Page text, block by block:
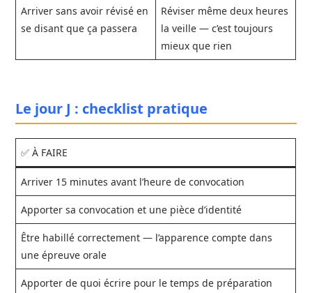
Arriver sans avoir révisé en
se disant que ça passera
Réviser même deux heures
la veille — c’est toujours
mieux que rien
Le jour J : checklist pratique
✅ À FAIRE
Arriver 15 minutes avant l’heure de convocation
Apporter sa convocation et une pièce d’identité
Être habillé correctement — l’apparence compte dans
une épreuve orale
Apporter de quoi écrire pour le temps de préparation